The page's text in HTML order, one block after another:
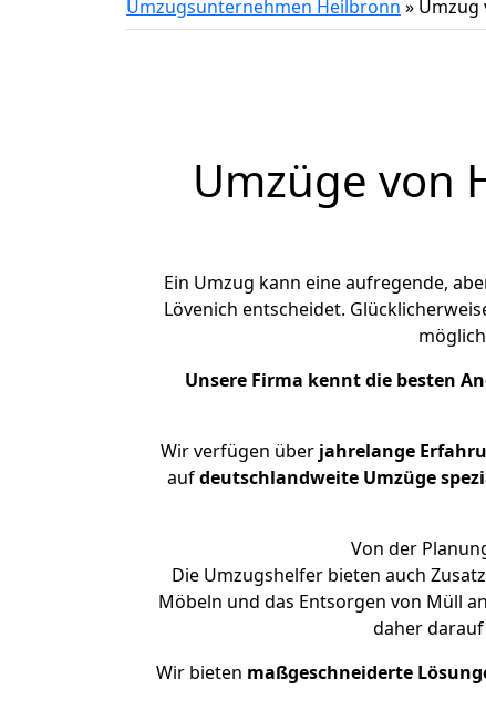
Umzugsunternehmen Heilbronn » Umzug
Umzüge von
Ein Umzug kann eine aufregende,
Lövenich entscheidet.
Unsere Firma kennt die besten
Wir verfügen überjahrelange
aufdeutschlandweite Umzüge
Von der
Die Umzugshelfer bieten auch
Möbeln und das Entsorgen von Müll
daher
Wir bieten maßgeschneiderte